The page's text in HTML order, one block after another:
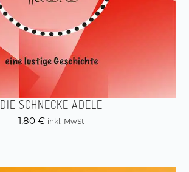
DIE SCHNECKE ADELE
1,80 € inkl. MwSt